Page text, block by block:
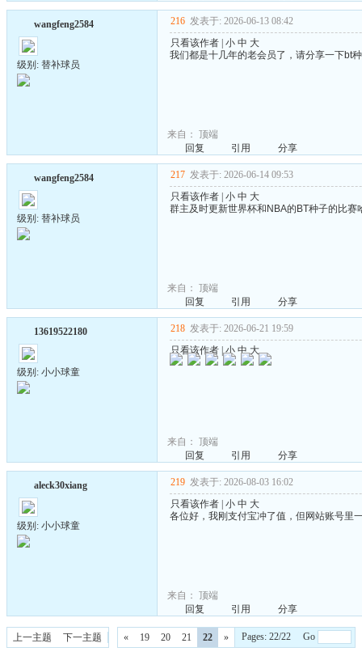
wangfeng2584
级别: 替补球员
216 发表于: 2026-06-13 08:42
只看该作者 小 中 大
我们都是十几年的老会员了，请分享一下bt
来自： 顶端
回复
引用 分享
wangfeng2584
级别: 替补球员
217 发表于: 2026-06-14 09:53
只看该作者 小 中 大
群主及时更新世界杯和NBA的BT种子的比赛
来自： 顶端
回复
引用 分享
13619522180
级别: 小小球童
218 发表于: 2026-06-21 19:59
只看该作者 |小 中 大
来自： 顶端
回复
引用 分享
aleck30xiang
级别: 小小球童
219 发表于: 2026-08-03 16:02
只看该作者 小 中 大
各位好，我刚支付宝冲了值，但网站账号里
来自： 顶端
回复
引用 分享
上一主题 下一主题 « 19 20 21 22 » Pages: 22/22 Go